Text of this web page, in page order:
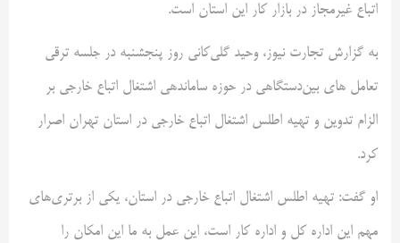
اتباع غیرمجاز در بازار کار این استان است.
به گزارش تجارت نیوز، وحید گلی‌کانی روز پنجشنبه در جلسه ترقی
تعامل های بین‌دستگاهی در حوزه ساماندهی اشتغال اتباع خارجی بر
الزام تدوین و تهیه اطلس اشتغال اتباع خارجی در استان تهران اصرار
کرد.
او گفت: تهیه اطلس اشتغال اتباع خارجی در استان، یکی از برتری‌های
مهم این اداره کل و اداره کار است، این عمل به ما این امکان را